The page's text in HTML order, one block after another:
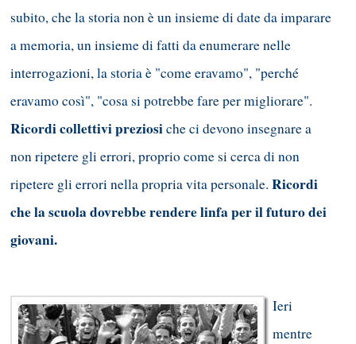
subito, che la storia non è un insieme di date da imparare
a memoria, un insieme di fatti da enumerare nelle
interrogazioni, la storia è "come eravamo", "perché
eravamo così", "cosa si potrebbe fare per migliorare".
Ricordi collettivi preziosiche ci devono insegnare a
non ripetere gli errori, proprio come si cerca di non
ripetere gli errori nella propria vita personale. Ricordi
che la scuola dovrebbe rendere linfa per il futuro dei
giovani.
Ieri
mentre